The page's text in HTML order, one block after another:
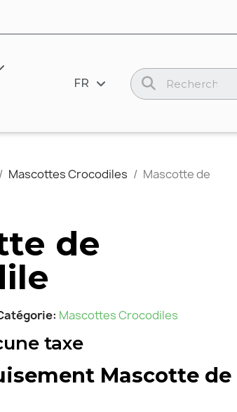
FR
Mascottes Crocodiles
Mascotte de
de
Mascottes Crocodiles
taxe
Mascotte de